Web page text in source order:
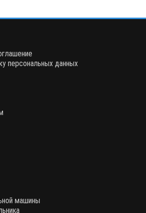
персональных данных
машины